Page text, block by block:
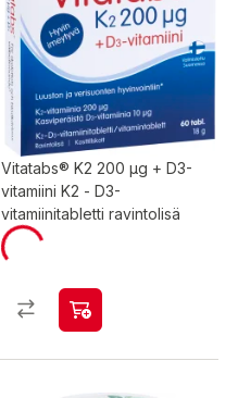
Vitatabs® K2 200 μg + D3-
vitamiini K2 - D3-
vitamiinitabletti ravintolisä